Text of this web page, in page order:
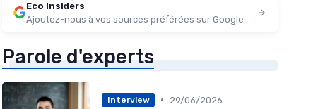
Eco Insiders
Ajoutez-nous à vos sources préférées sur Google
Parole d'experts
Interview •
29/06/2026